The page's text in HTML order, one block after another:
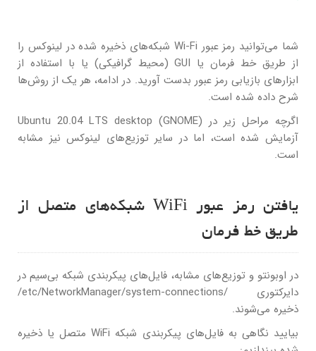
شما می‌توانید رمز عبور Wi-Fi شبکه‌های ذخیره شده در لینوکس را
از طریق خط فرمان یا GUI (محیط گرافیکی) یا با استفاده از
ابزارهای بازیابی رمز عبور بدست آورید. در ادامه، هر یک از روش‌ها
شرح داده شده است.
اگرچه مراحل زیر در Ubuntu 20.04 LTS desktop (GNOME)
آزمایش شده است، اما در سایر توزیع‌های لینوکس نیز مشابه
است.
یافتن رمز عبور WiFi شبکه‌های متصل از
طریق خط فرمان
در اوبونتو و توزیع‌های مشابه، فایل‌های پیکربندی شبکه بی‌سیم در
دایرکتوری /etc/NetworkManager/system-connections/
ذخیره می‌شوند.
بیایید نگاهی به فایل‌های پیکربندی شبکه WiFi متصل یا ذخیره